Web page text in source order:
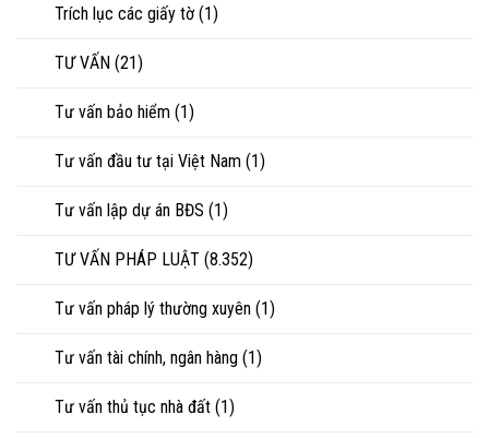
Trích lục các giấy tờ (1)
TƯ VẤN (21)
Tư vấn bảo hiểm (1)
Tư vấn đầu tư tại Việt Nam (1)
Tư vấn lập dự án BĐS (1)
TƯ VẤN PHÁP LUẬT (8.352)
Tư vấn pháp lý thường xuyên (1)
Tư vấn tài chính, ngân hàng (1)
Tư vấn thủ tục nhà đất (1)